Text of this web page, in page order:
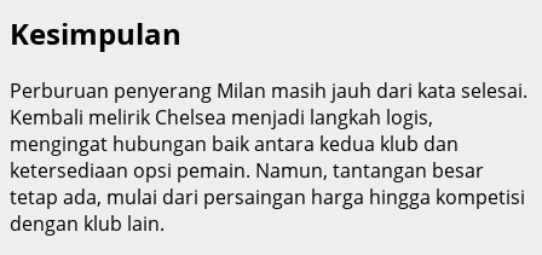
Kesimpulan
Perburuan penyerang Milan masih jauh dari kata selesai.
Kembali melirik Chelsea menjadi langkah logis,
mengingat hubungan baik antara kedua klub dan
ketersediaan opsi pemain. Namun, tantangan besar
tetap ada, mulai dari persaingan harga hingga kompetisi
dengan klub lain.